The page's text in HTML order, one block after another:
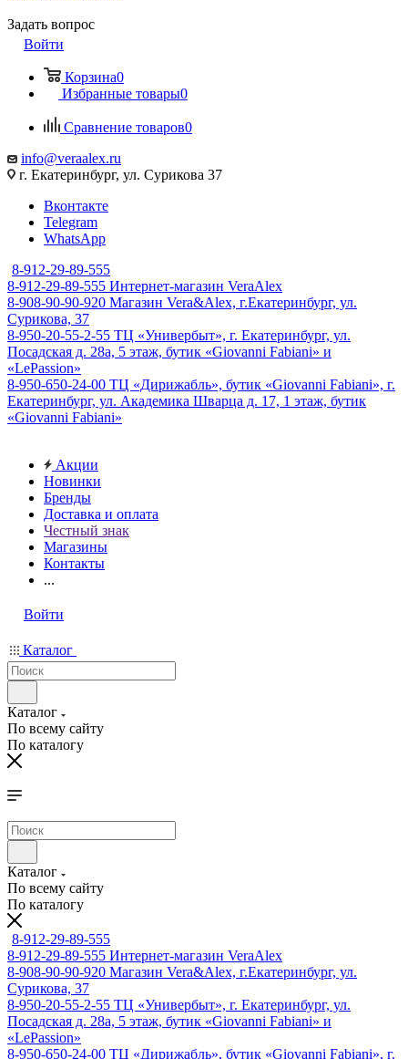
Задать вопрос
Войти
Корзина0
Избранные товары0
Сравнение товаров0
info@veraalex.ru
г. Екатеринбург, ул. Сурикова 37
Вконтакте
Telegram
WhatsApp
8-912-29-89-555
8-912-29-89-555 Интернет-магазин VeraAlex
8-908-90-90-920 Магазин Vera&Alex, г.Екатеринбург, ул.
Сурикова, 37
8-950-20-55-2-55 ТЦ «Универбыт», г. Екатеринбург, ул.
Посадская д. 28а, 5 этаж, бутик «Giovanni Fabiani» и
«LePassion»
8-950-650-24-00 ТЦ «Дирижабль», бутик «Giovanni Fabiani», г.
Екатеринбург, ул. Академика Шварца д. 17, 1 этаж, бутик
«Giovanni Fabiani»
Акции
Новинки
Бренды
Доставка и оплата
Честный знак
Магазины
Контакты
...
Войти
Каталог
Каталог
По всему сайту
По каталогу
Каталог
По всему сайту
По каталогу
8-912-29-89-555
8-912-29-89-555 Интернет-магазин VeraAlex
8-908-90-90-920 Магазин Vera&Alex, г.Екатеринбург, ул.
Сурикова, 37
8-950-20-55-2-55 ТЦ «Универбыт», г. Екатеринбург, ул.
Посадская д. 28а, 5 этаж, бутик «Giovanni Fabiani» и
«LePassion»
8-950-650-24-00 ТЦ «Дирижабль», бутик «Giovanni Fabiani», г.